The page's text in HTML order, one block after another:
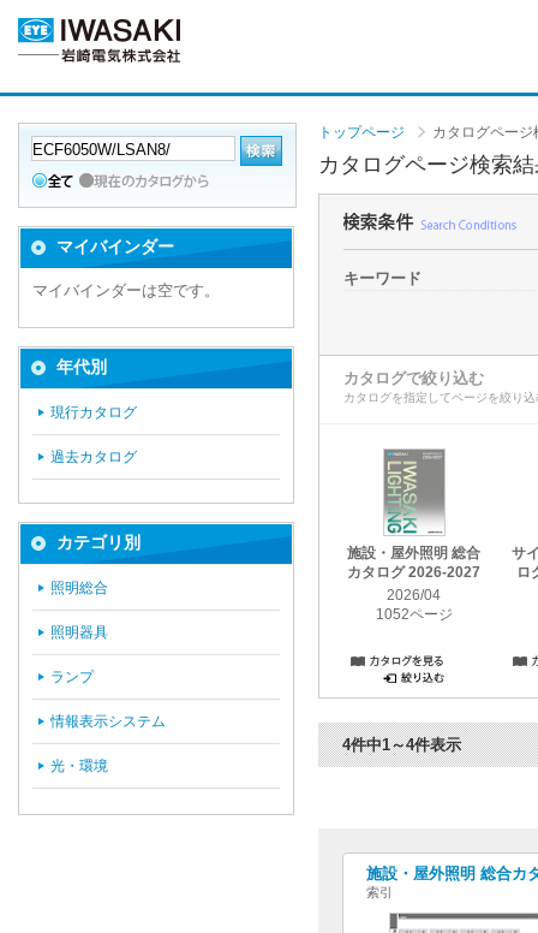
トップページ カタログページ
カタログページ検索
キーワード
カタログで絞り込む
カタログを指定してページを絞り
施設・屋外照明 総合
カタログ 2026-2027
2026/04
1052ページ
サ
ロ
4件中1～4件表示
施設・屋外照明 総合カ
索引
マイバインダー
マイバインダーは空です。
年代別
現行カタログ
過去カタログ
カテゴリ別
照明総合
照明器具
ランプ
情報表示システム
光・環境